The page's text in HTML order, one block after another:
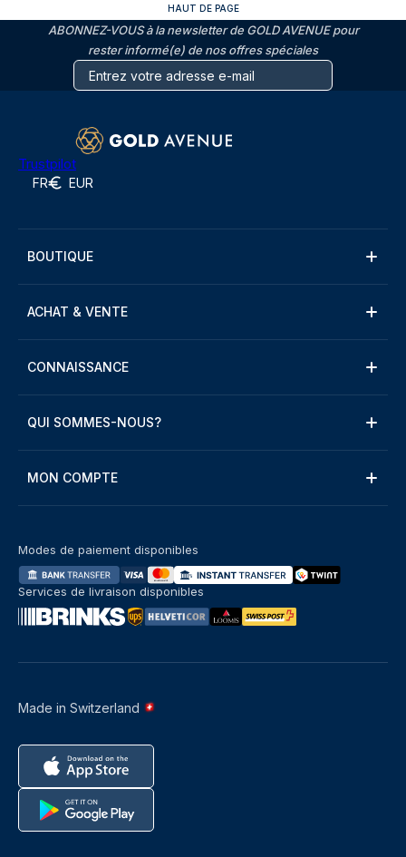
HAUT DE PAGE
ABONNEZ-VOUS à la newsletter de GOLD AVENUE pour
rester informé(e) de nos offres spéciales
Trustpilot
FR EUR
BOUTIQUE
ACHAT & VENTE
CONNAISSANCE
QUI SOMMES-NOUS?
MON COMPTE
Made in Switzerland
Modes de paiement disponibles
Services de livraison disponibles